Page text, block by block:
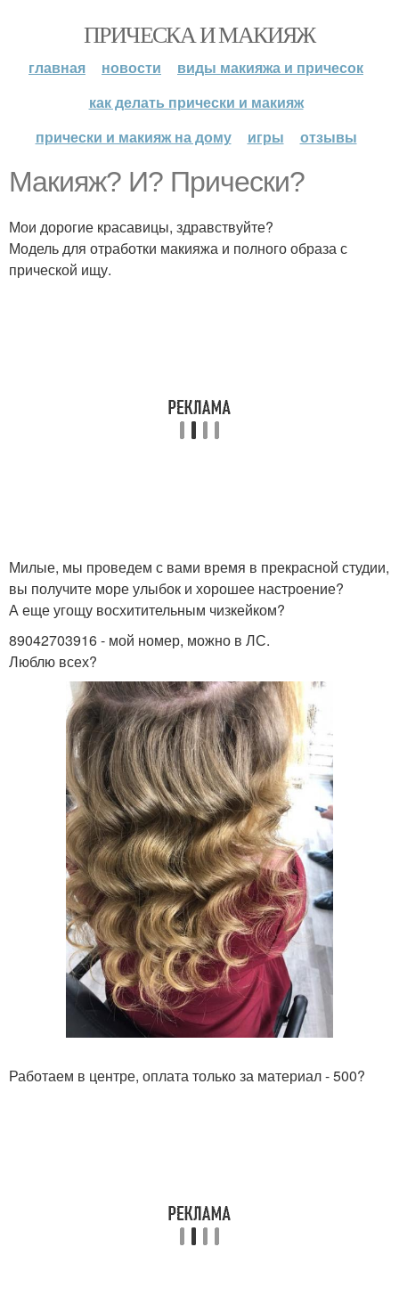
ПРИЧЕСКА И МАКИЯЖ
главная новости
виды макияжа и причесок
как делать прически и макияж
прически и макияж на дому
игры отзывы
Макияж? И? Прически?
Мои дорогие красавицы, здравствуйте?
Модель для отработки макияжа и полного образа с
прической ищу.
Милые, мы проведем с вами время в прекрасной студии,
вы получите море улыбок и хорошее настроение?
А еще угощу восхитительным чизкейком?
89042703916 - мой номер, можно в ЛС.
Люблю всех?
Работаем в центре, оплата только за материал - 500?